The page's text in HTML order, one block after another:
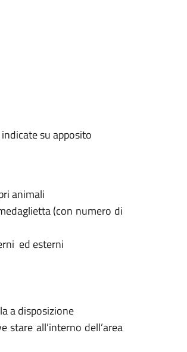
su apposito
animali
(con numero di
ed esterni
a disposizione
all’interno dell’area